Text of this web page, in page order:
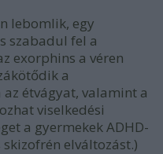
lebomlik, egy
szabadul fel a
exorphins a véren
a
étvágyat, valamint a
viselkedési
a gyermekek ADHD-
elváltozást.)